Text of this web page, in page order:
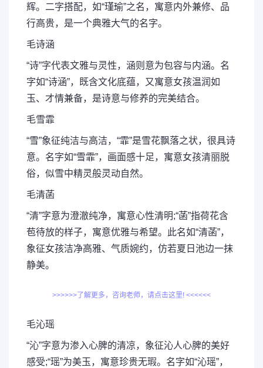
辉。二字搭配，如“瑾瑜”之名，寓意内外兼修、品
行高贵，是一个典雅大气的名字。
毛诗涵
“诗”字代表文雅与灵性，涵则意为包容与内涵。名
字如“诗涵”，既含文化底蕴，又寓意女孩温润如
玉、才情兼备，是诗意与修养的完美结合。
毛雪霏
“雪”象征纯洁与高洁，“霏”是雪花飘落之状，很具诗
意。名字如“雪霏”，画面感十足，寓意女孩清丽脱
俗，似雪中精灵般灵动自然。
毛清菡
“清”字意为澄澈纯净，寓意心性清明;“菡”指荷花含
苞待放的样子，寓意优雅与希望。此名如“清菡”，
象征女孩洁净高雅、气质婉约，仿若夏日池边一抹
静美。
>>>>>>了解更多，咨询老师，请点击这里! <<<<<<
毛沁瑶
“沁”字意为渗入心脾的清凉，象征沁人心脾的美好
感受;“瑶”为美玉，寓意珍贵无瑕。名字如“沁瑶”，